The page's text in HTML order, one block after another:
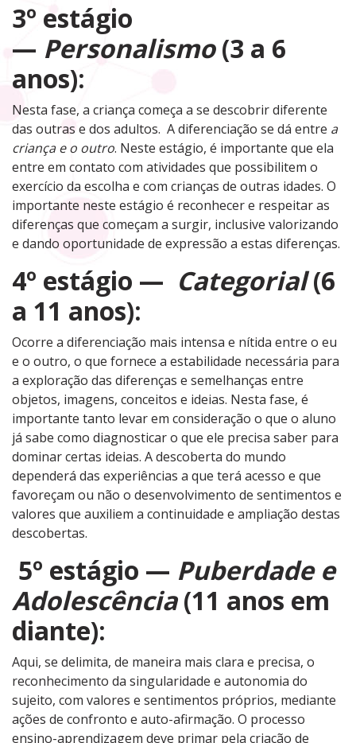
3º estágio
— Personalismo(3 a 6
anos):
Nesta fase, a criança começa a se descobrir diferente
das outras e dos adultos. A diferenciação se dá entre a
criança e o outro. Neste estágio, é importante que ela
entre em contato com atividades que possibilitem o
exercício da escolha e com crianças de outras idades. O
importante neste estágio é reconhecer e respeitar as
diferenças que começam a surgir, inclusive valorizando
e dando oportunidade de expressão a estas diferenças.
4º estágio — Categorial(6
a 11 anos):
Ocorre a diferenciação mais intensa e nítida entre o eu
e o outro, o que fornece a estabilidade necessária para
a exploração das diferenças e semelhanças entre
objetos, imagens, conceitos e ideias. Nesta fase, é
importante tanto levar em consideração o que o aluno
já sabe como diagnosticar o que ele precisa saber para
dominar certas ideias. A descoberta do mundo
dependerá das experiências a que terá acesso e que
favoreçam ou não o desenvolvimento de sentimentos e
valores que auxiliem a continuidade e ampliação destas
descobertas.
5º estágio — Puberdade e
Adolescência(11 anos em
diante):
Aqui, se delimita, de maneira mais clara e precisa, o
reconhecimento da singularidade e autonomia do
sujeito, com valores e sentimentos próprios, mediante
ações de confronto e auto-afirmação. O processo
ensino-aprendizagem deve primar pela criação de